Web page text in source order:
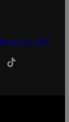
Sabadell